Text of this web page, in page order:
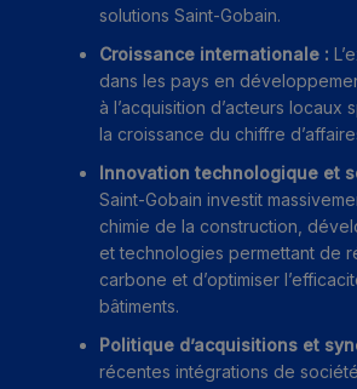
solutions Saint-Gobain.
Croissance internationale :
dans les pays en
à l’acquisition d’acteurs locaux
la croissance du chiffre
Innovation technologique et
Saint-Gobain investit
chimie de la construction,
et technologies permettant de
carbone et d’optimiser
bâtiments.
Politique d’acquisitions et
récentes intégrations de